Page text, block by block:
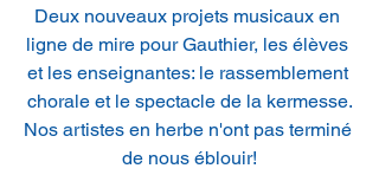
Deux nouveaux projets musicaux en
ligne de mire pour Gauthier, les élèves
et les enseignantes: le rassemblement
chorale et le spectacle de la kermesse.
Nos artistes en herbe n'ont pas terminé
de nous éblouir!